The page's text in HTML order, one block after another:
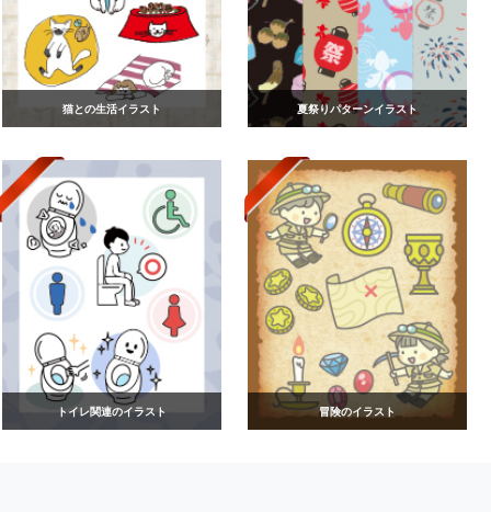
猫との生活イラスト 夏祭りパターンイラスト
トイレ関連のイラスト 冒険のイラスト